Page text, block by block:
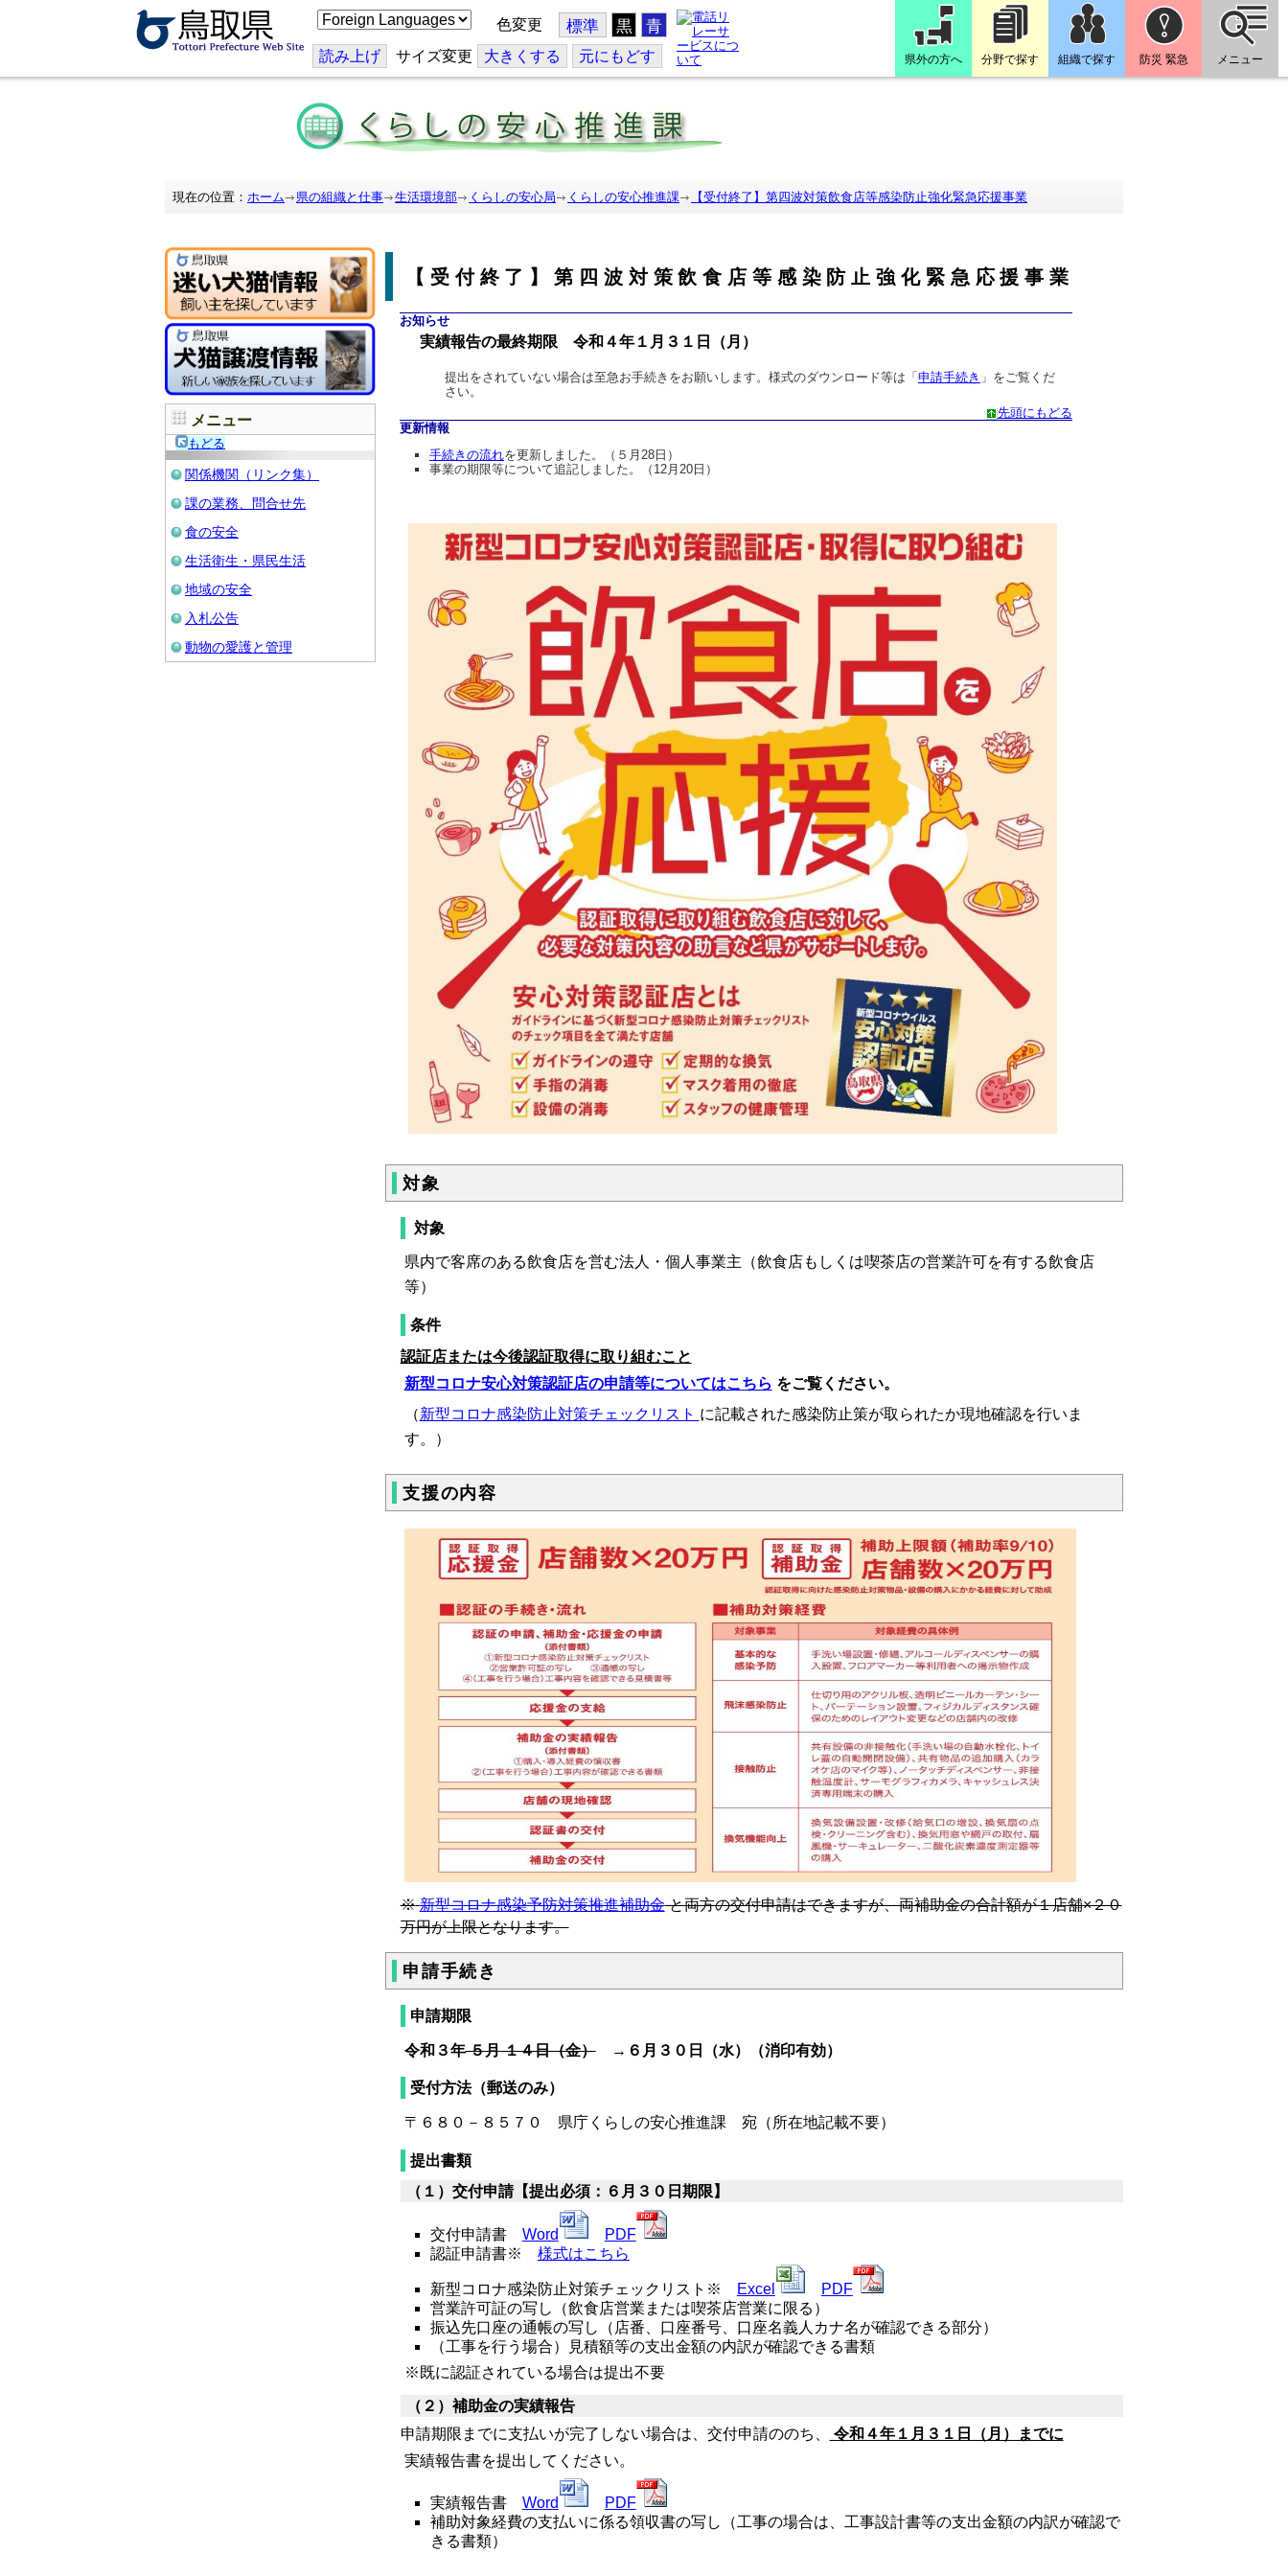
こ
の
ジ
を
訳
す
る
色変更 標準 黒 青
読み上げ サイズ変更 大きくする 元にもどす 県外の方へ 分野で探す 組織で探す 防災 緊急 メニュー
現在の位置： ホーム 県の組織と仕事 生活環境部 くらしの安心局 くらしの安心推進課 【受付終了】第四波対策飲食店等感染防止強化緊急応援事業
メニュー
もどる
関係機関（リンク集）
課の業務、問合せ先
食の安全
生活衛生・県民生活
地域の安全
入札公告
動物の愛護と管理
【受付終了】第四波対策飲食店等感染防止強化緊急応援事業
お知らせ
実績報告の最終期限 令和４年１月３１日（月）
提出をされていない場合は至急お手続きをお願いします。様式のダウンロード等は「 申請手続き 」をご覧くだ
さい。
先頭にもどる
更新情報
手続きの流れを更新しました。（５月28日）
事業の期限等について追記しました。（12月20日）
対象
対象
県内で客席のある飲食店を営む法人・個人事業主（飲食店もしくは喫茶店の営業許可を有する飲食店
等）
条件
認証店または今後認証取得に取り組むこと
新型コロナ安心対策認証店の申請等についてはこちら をご覧ください。
（新型コロナ感染防止対策チェックリスト に記載された感染防止策が取られたか現地確認を行いま
す。）
支援の内容
※ 新型コロナ感染予防対策推進補助金と両方の交付申請はできますが、両補助金の合計額が１店舗×２０
万円が上限となります。
申請手続き
申請期限
令和３年５月１４日（金）→６月３０日（水）（消印有効）
受付方法（郵送のみ）
〒６８０－８５７０ 県庁くらしの安心推進課 宛（所在地記載不要）
提出書類
（１）交付申請【提出必須：６月３０日期限】
交付申請書 Word
PDF
認証申請書※ 様式はこちら
新型コロナ感染防止対策チェックリスト※ Excel
PDF
営業許可証の写し（飲食店営業または喫茶店営業に限る）
振込先口座の通帳の写し（店番、口座番号、口座名義人カナ名が確認できる部分）
（工事を行う場合）見積額等の支出金額の内訳が確認できる書類
※既に認証されている場合は提出不要
（２）補助金の実績報告
申請期限までに支払いが完了しない場合は、交付申請ののち、
令和４年１月３１日（月）までに
実績報告書を提出してください。
実績報告書 Word
PDF
補助対象経費の支払いに係る領収書の写し（工事の場合は、工事設計書等の支出金額の内訳が確認で
きる書類）